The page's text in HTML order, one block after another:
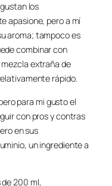
los
apasione, pero a mí
aroma; tampoco es
combinar con
extraña de
rápido.
para mi gusto el
con pros y contras
en sus
un ingrediente a
200 ml,